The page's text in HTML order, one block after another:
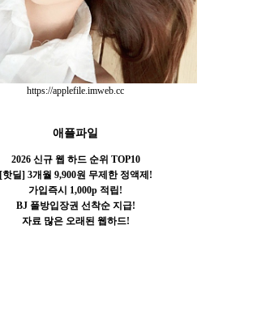
https://applefile.imweb.cc
애플파일
2026 신규 웹 하드 순위 TOP10
[핫딜] 3개월 9,900원 무제한 정액제!
가입즉시 1,000p 적립!
BJ 풀방입장권 선착순 지급!
자료 많은 오래된 웹하드!